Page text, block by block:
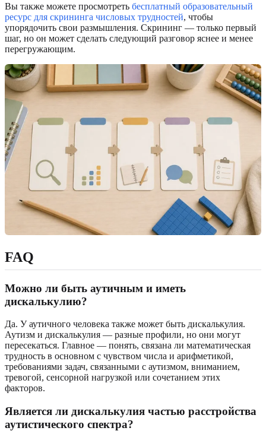
Вы также можете просмотреть бесплатный образовательный
ресурс для скрининга числовых трудностей, чтобы
упорядочить свои размышления. Скрининг — только первый
шаг, но он может сделать следующий разговор яснее и менее
перегружающим.
FAQ
Можно ли быть аутичным и иметь
дискалькулию?
Да. У аутичного человека также может быть дискалькулия.
Аутизм и дискалькулия — разные профили, но они могут
пересекаться. Главное — понять, связана ли математическая
трудность в основном с чувством числа и арифметикой,
требованиями задач, связанными с аутизмом, вниманием,
тревогой, сенсорной нагрузкой или сочетанием этих
факторов.
Является ли дискалькулия частью расстройства
аутистического спектра?